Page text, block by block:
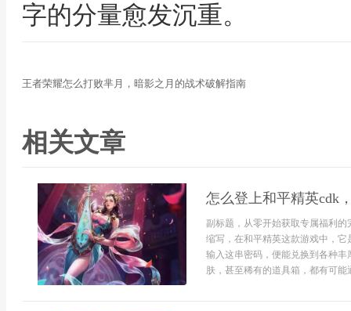
字的分量愈发沉重。
王者荣耀怎么打败芈月，暗影之月的战术破解指南
相关文章
怎么登上和平精英cdk
副标题，从零开始获取专属福利
缩写，在和平精英这款游戏中，
输入这串密码，便能兑换到各种
肤，甚至稀有的道具箱，都有可能